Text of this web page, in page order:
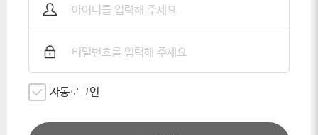
자동로그인